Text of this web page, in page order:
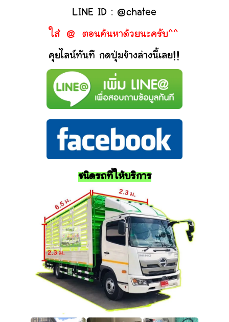
LINE ID : @chatee
ใส่ @ ตอนค้นหาด้วยนะครับ^^
คุยไลน์ทันที กดปุ่มข้างล่างนี้เลย!!
ชนิดรถที่ให้บริการ